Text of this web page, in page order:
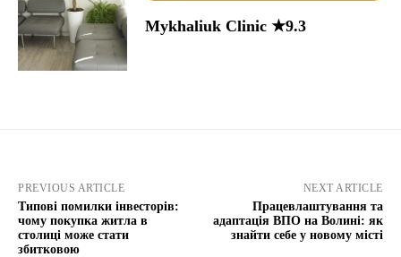
Mykhaliuk Clinic ★9.3
PREVIOUS ARTICLE
Типові помилки інвесторів:
чому покупка житла в
столиці може стати
збитковою
NEXT ARTICLE
Працевлаштування та
адаптація ВПО на Волині: як
знайти себе у новому місті